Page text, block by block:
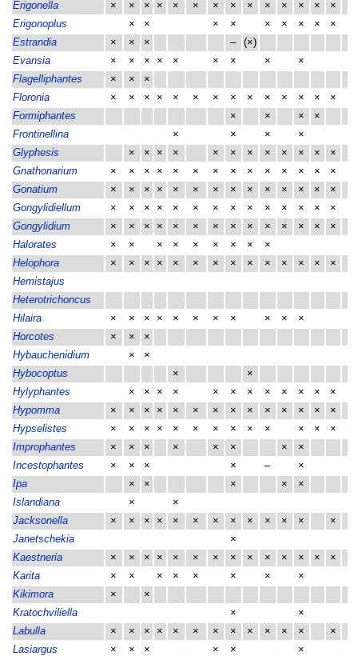
Erigonella
× × × × × × × × × × × × × ×
Erigonoplus
× × × × × × × × ×
Estrandia
× × × –
(×)
Evansia
× × × × × × × ×
×
Flagelliphantes
× ×
×
Floronia
× × × × × × × × × × × × × ×
Formiphantes
× × × ×
Frontinellina
× × ×
×
Glyphesis
× × × × × × × × × × × ×
Gnathonarium
× × × × × × × × × × × × × ×
Gonatium
× × × × × × × × × × × × × ×
Gongylidiellum
× × × × × × × × × × × × × ×
Gongylidium
× × × × × × × × × × × × × ×
Halorates
× × × × × × × ×
×
Helophora
× × × × × × × × × × × × × ×
Hemistajus
Heterotrichoncus
Hilaira
× × × × × × × × × × ×
Horcotes
× ×
×
Hybauchenidium
×
×
Hybocoptus
×
×
Hylyphantes
× × × × × × × × × × × ×
Hypomma
× × × × × × × × × × × × × ×
Hypselistes
× × × × × × × × × × × × ×
Improphantes
× × × × × × × ×
Incestophantes
× × × × – ×
Ipa
× × × ×
×
Islandiana
×
×
Jacksonella
× × × × × × × × × × × ×
×
Janetschekia
×
Kaestneria
× × × × × × × × × × × × × ×
Karita
× × × × × × ×
×
Kikimora
×
×
Kratochviliella
×
×
Labulla
× × × × × × × × × × × × ×
Lasiargus
× × × × × ×